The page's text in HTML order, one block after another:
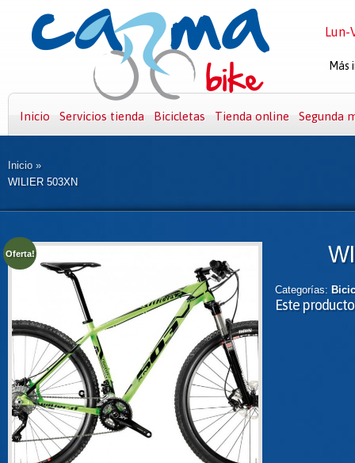
Inicio Servicios tienda Bicicletas Tienda online Segunda
Inicio »
WILIER 503XN
Oferta!
Categorías:
Este
Lun-
Más